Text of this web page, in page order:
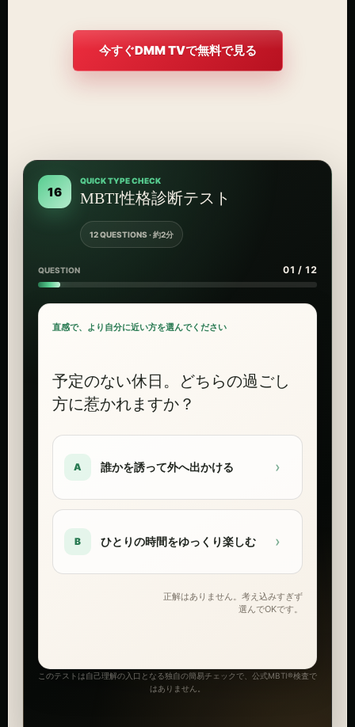
今すぐDMM TVで無料で見る
16
QUICK TYPE CHECK
MBTI性格診断テスト
12 QUESTIONS · 約2分
QUESTION 01 / 12
直感で、より自分に近い方を選んでください
予定のない休日。どちらの過ごし
方に惹かれますか？
A 誰かを誘って外へ出かける ›
B ひとりの時間をゆっくり楽しむ ›
正解はありません。考え込みすぎず
選んでOKです。
このテストは自己理解の入口となる独自の簡易チェックで、公式MBTI®検査で
はありません。